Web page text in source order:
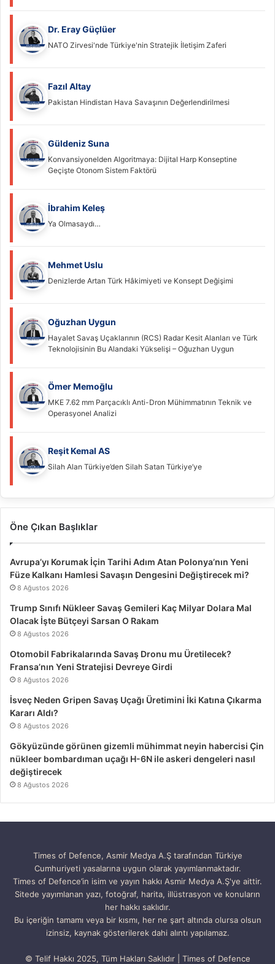
Dr. Eray Güçlüer
NATO Zirvesi'nde Türkiye'nin Stratejik İletişim Zaferi
Fazıl Altay
Pakistan Hindistan Hava Savaşının Değerlendirilmesi
Güldeniz Suna
Konvansiyonelden Algoritmaya: Dijital Harp Konseptine
Geçişte Otonom Sistem Faktörü
İbrahim Keleş
Ya Olmasaydı…
Mehmet Uslu
Denizlerde Artan Türk Hâkimiyeti ve Konsept Değişimi
Oğuzhan Uygun
Hayalet Savaş Uçaklarının (RCS) Radar Kesit Alanları ve Türk
Teknolojisinin Bu Alandaki Yükselişi – Oğuzhan Uygun
Ömer Memoğlu
MKE 7.62 mm Parçacıklı Anti-Dron Mühimmatının Teknik ve
Operasyonel Analizi
Reşit Kemal AS
Silah Alan Türkiye’den Silah Satan Türkiye’ye
Öne Çıkan Başlıklar
Avrupa’yı Korumak İçin Tarihi Adım Atan Polonya’nın Yeni
Füze Kalkanı Hamlesi Savaşın Dengesini Değiştirecek mi?
8 Ağustos 2026
Trump Sınıfı Nükleer Savaş Gemileri Kaç Milyar Dolara Mal
Olacak İşte Bütçeyi Sarsan O Rakam
8 Ağustos 2026
Otomobil Fabrikalarında Savaş Dronu mu Üretilecek?
Fransa’nın Yeni Stratejisi Devreye Girdi
8 Ağustos 2026
İsveç Neden Gripen Savaş Uçağı Üretimini İki Katına Çıkarma
Kararı Aldı?
8 Ağustos 2026
Gökyüzünde görünen gizemli mühimmat neyin habercisi Çin
nükleer bombardıman uçağı H-6N ile askeri dengeleri nasıl
değiştirecek
8 Ağustos 2026
Times of Defence, Asmir Medya A.Ş tarafından Türkiye
Cumhuriyeti yasalarına uygun olarak yayımlanmaktadır.
Times of Defence’in isim ve yayın hakkı Asmir Medya A.Ş'ye aittir.
Sitede yayımlanan yazı, fotoğraf, harita, illüstrasyon ve konuların
her hakkı saklıdır.
Bu içeriğin tamamı veya bir kısmı, her ne şart altında olursa olsun
izinsiz, kaynak gösterilerek dahi alıntı yapılamaz.
© Telif Hakkı 2025, Tüm Hakları Saklıdır | Times of Defence